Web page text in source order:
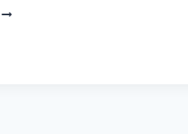
RESPONSABILIDAD